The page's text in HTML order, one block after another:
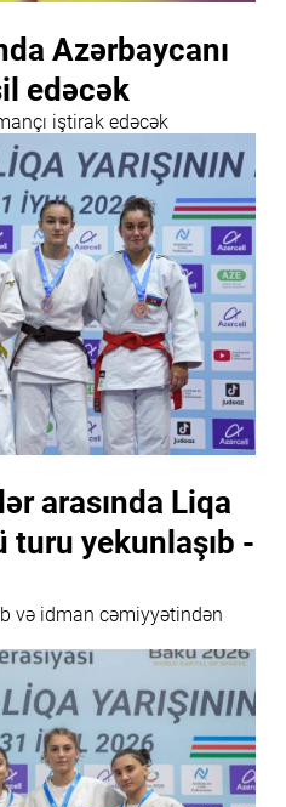
Azərbaycanı
edəcək
iştirak edəcək
arasında Liqa
turu yekunlaşıb -
və idman cəmiyyətindən